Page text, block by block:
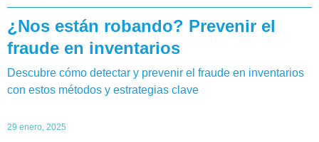
¿Nos están robando? Prevenir el
fraude en inventarios
Descubre cómo detectar y prevenir el fraude en inventarios
con estos métodos y estrategias clave
29 enero, 2025